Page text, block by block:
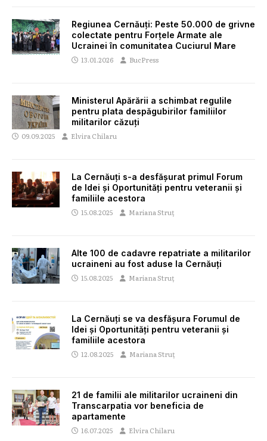
Regiunea Cernăuți: Peste 50.000 de grivne
colectate pentru Forțele Armate ale
Ucrainei în comunitatea Cuciurul Mare
13.01.2026 BucPress
Ministerul Apărării a schimbat regulile
pentru plata despăgubirilor familiilor
militarilor căzuți
09.09.2025 Elvira Chilaru
La Cernăuți s-a desfășurat primul Forum
de Idei și Oportunități pentru veteranii și
familiile acestora
15.08.2025 Mariana Struț
Alte 100 de cadavre repatriate a militarilor
ucraineni au fost aduse la Cernăuți
15.08.2025 Mariana Struț
La Cernăuți se va desfășura Forumul de
Idei și Oportunități pentru veteranii și
familiile acestora
12.08.2025 Mariana Struț
21 de familii ale militarilor ucraineni din
Transcarpatia vor beneficia de
apartamente
16.07.2025 Elvira Chilaru